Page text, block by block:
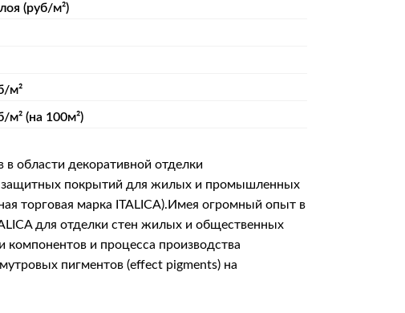
(руб/м²)
м²
м² (на 100м²)
области декоративной отделки
защитных покрытий для жилых и промышленных
торговая марка ITALICA).Имея огромный опыт в
для отделки стен жилых и общественных
компонентов и процесса производства
пигментов (effect pigments) на